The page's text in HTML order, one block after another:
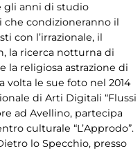
gli anni di studio
condizioneranno il
con l’irrazionale, il
la ricerca notturna di
la religiosa astrazione di
volta le sue foto nel 2014
di Arti Digitali “Flussi
ad Avellino, partecipa
culturale “L’Approdo”.
lo Specchio, presso